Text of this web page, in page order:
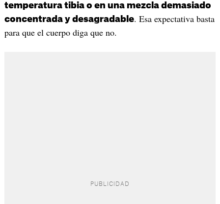
temperatura tibia o en una mezcla demasiado
concentrada y desagradable. Esa expectativa basta
para que el cuerpo diga que no.